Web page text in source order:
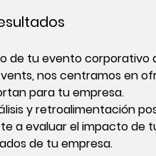
de tu evento corporativo
nos centramos en
para tu empresa.
y retroalimentación
a evaluar el impacto de
de tu empresa.